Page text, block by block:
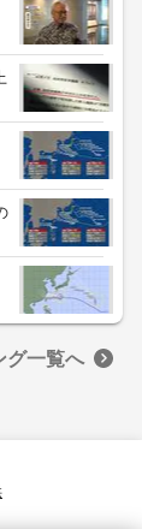
グ一覧へ